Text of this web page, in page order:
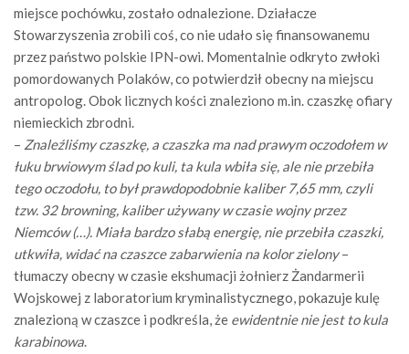
miejsce pochówku, zostało odnalezione. Działacze
Stowarzyszenia zrobili coś, co nie udało się finansowanemu
przez państwo polskie IPN-owi. Momentalnie odkryto zwłoki
pomordowanych Polaków, co potwierdził obecny na miejscu
antropolog. Obok licznych kości znaleziono m.in. czaszkę ofiary
niemieckich zbrodni.
– Znaleźliśmy czaszkę, a czaszka ma nad prawym oczodołem w
łuku brwiowym ślad po kuli, ta kula wbiła się, ale nie przebiła
tego oczodołu, to był prawdopodobnie kaliber 7,65 mm, czyli
tzw. 32 browning, kaliber używany w czasie wojny przez
Niemców (…). Miała bardzo słabą energię, nie przebiła czaszki,
utkwiła, widać na czaszce zabarwienia na kolor zielony–
tłumaczy obecny w czasie ekshumacji żołnierz Żandarmerii
Wojskowej z laboratorium kryminalistycznego, pokazuje kulę
znalezioną w czaszce i podkreśla, że ewidentnie nie jest to kula
karabinowa.